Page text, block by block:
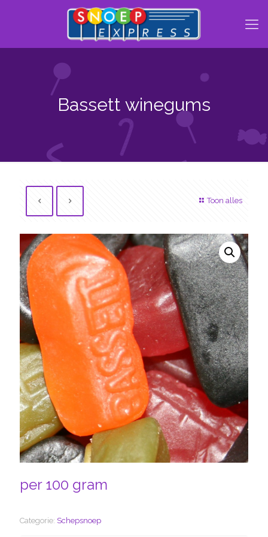
Bassett winegums
Toon alles
per 100 gram
Categorie: Schepsnoep